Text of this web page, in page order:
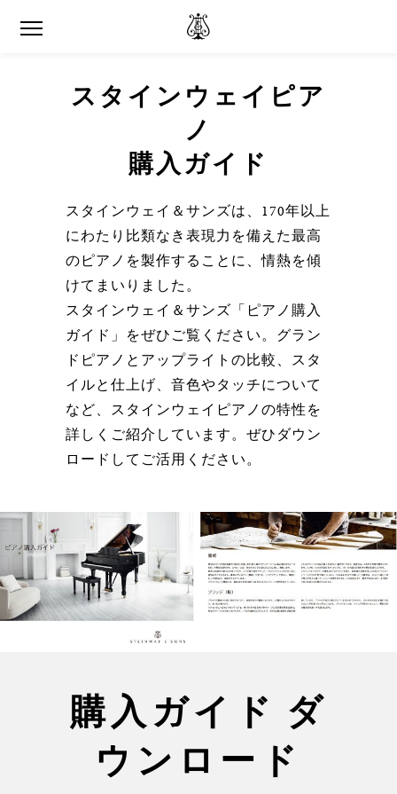
スタインウェイピア
ノ
購入ガイド
スタインウェイ＆サンズは、170年以上
にわたり比類なき表現力を備えた最高
のピアノを製作することに、情熱を傾
けてまいりました。
スタインウェイ＆サンズ「ピアノ購入
ガイド」をぜひご覧ください。グラン
ドピアノとアップライトの比較、スタ
イルと仕上げ、音色やタッチについて
など、スタインウェイピアノの特性を
詳しくご紹介しています。ぜひダウン
ロードしてご活用ください。
購入ガイド ダ
ウンロード